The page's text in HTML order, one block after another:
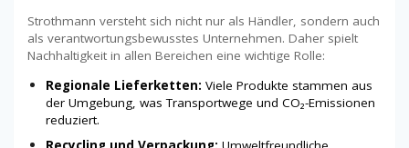
Strothmann versteht sich nicht nur als Händler, sondern auch
als verantwortungsbewusstes Unternehmen. Daher spielt
Nachhaltigkeit in allen Bereichen eine wichtige Rolle:
Regionale Lieferketten: Viele Produkte stammen aus
der Umgebung, was Transportwege und CO₂-Emissionen
reduziert.